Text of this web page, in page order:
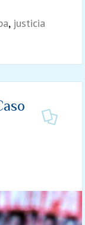
, justicia